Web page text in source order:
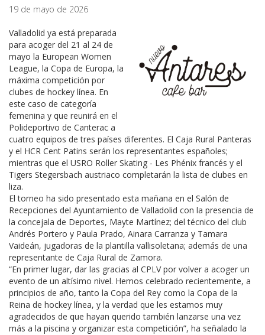
19 de mayo de 2026
Valladolid ya está preparada
para acoger del 21 al 24 de
mayo la European Women
League, la Copa de Europa, la
máxima competición por
clubes de hockey línea. En
este caso de categoría
femenina y que reunirá en el
Polideportivo de Canterac a
cuatro equipos de tres países diferentes. El Caja Rural Panteras
y el HCR Cent Patins serán los representantes españoles;
mientras que el USRO Roller Skating - Les Phénix francés y el
Tigers Stegersbach austriaco completarán la lista de clubes en
liza.
El torneo ha sido presentado esta mañana en el Salón de
Recepciones del Ayuntamiento de Valladolid con la presencia de
la concejala de Deportes, Mayte Martínez; del técnico del club
Andrés Portero y Paula Prado, Ainara Carranza y Tamara
Vaideán, jugadoras de la plantilla vallisoletana; además de una
representante de Caja Rural de Zamora.
“En primer lugar, dar las gracias al CPLV por volver a acoger un
evento de un altísimo nivel. Hemos celebrado recientemente, a
principios de año, tanto la Copa del Rey como la Copa de la
Reina de hockey línea, y la verdad que les estamos muy
agradecidos de que hayan querido también lanzarse una vez
más a la piscina y organizar esta competición”, ha señalado la